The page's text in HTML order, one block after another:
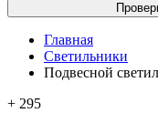
Главная
Светильники
Подвесной
+ 295